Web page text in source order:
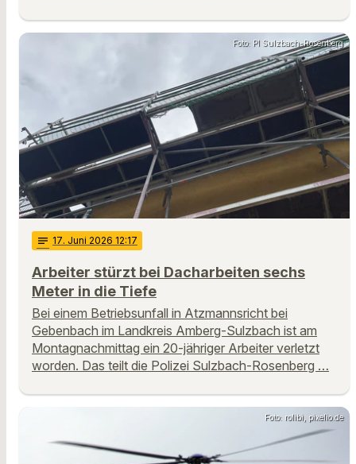
Foto: PI Sulzbach-Rosenberg
notes 17. Juni 2026 12:17
Arbeiter stürzt bei Dacharbeiten sechs
Meter in die Tiefe
Bei einem Betriebsunfall in Atzmannsricht bei
Gebenbach im Landkreis Amberg-Sulzbach ist am
Montagnachmittag ein 20-jähriger Arbeiter verletzt
worden. Das teilt die Polizei Sulzbach-Rosenberg …
Foto: rolibi, pixelio.de